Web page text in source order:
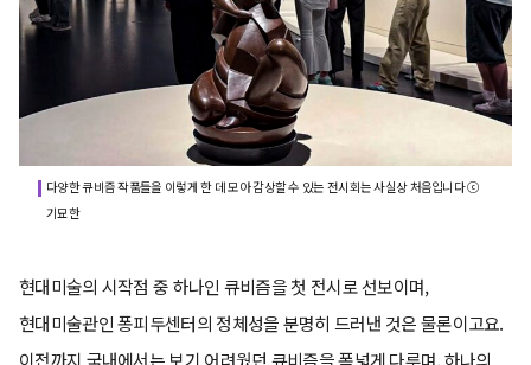
다양한 큐비즘 작품들을 이렇게 한 데 모아 감상할 수 있는 전시회는 사실상 처음입니다 ⓒ
기묘한
현대미술의 시작점 중 하나인 큐비즘을 첫 전시로 선보이며,
현대미술관인 퐁피두센터의 정체성을 분명히 드러낸 것은 물론이고요.
이전까지 국내에서는 보기 어려웠던 큐비즘을 폭넓게 다루며, 하나의